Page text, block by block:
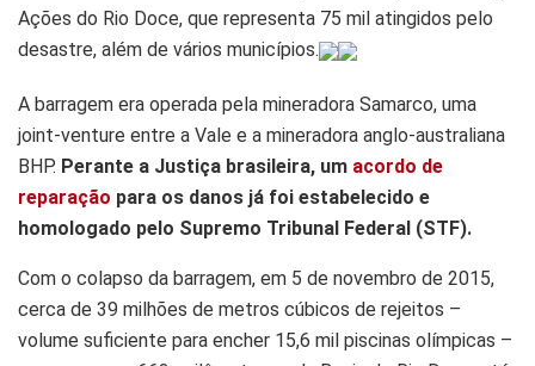
Ações do Rio Doce, que representa 75 mil atingidos pelo
desastre, além de vários municípios.
A barragem era operada pela mineradora Samarco, uma
joint-venture entre a Vale e a mineradora anglo-australiana
BHP. Perante a Justiça brasileira, um acordo de
reparação para os danos já foi estabelecido e
homologado pelo Supremo Tribunal Federal (STF).
Com o colapso da barragem, em 5 de novembro de 2015,
cerca de 39 milhões de metros cúbicos de rejeitos –
volume suficiente para encher 15,6 mil piscinas olímpicas –